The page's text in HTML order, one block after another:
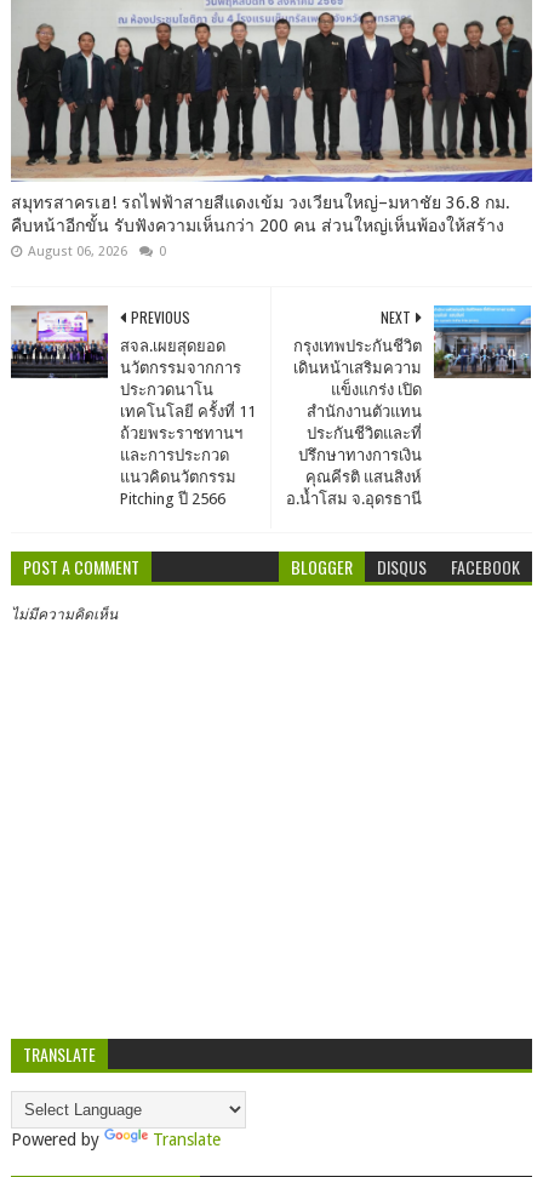
สมุทรสาครเฮ! รถไฟฟ้าสายสีแดงเข้ม วงเวียนใหญ่–มหาชัย 36.8 กม.
คืบหน้าอีกขั้น รับฟังความเห็นกว่า 200 คน ส่วนใหญ่เห็นพ้องให้สร้าง
August 06, 2026 0
NEXT
กรุงเทพประกันชีวิต
เดินหน้าเสริมความ
แข็งแกร่ง เปิด
สำนักงานตัวแทน
ประกันชีวิตและที่
ปรึกษาทางการเงิน
คุณคีรติ แสนสิงห์
อ.น้ำโสม จ.อุดรธานี
PREVIOUS
สจล.เผยสุดยอด
นวัตกรรมจากการ
ประกวดนาโน
เทคโนโลยี ครั้งที่ 11
ถ้วยพระราชทานฯ
และการประกวด
แนวคิดนวัตกรรม
Pitching ปี 2566
POST A COMMENT BLOGGER DISQUS FACEBOOK
ไม่มีความคิดเห็น
TRANSLATE
Powered by Translate